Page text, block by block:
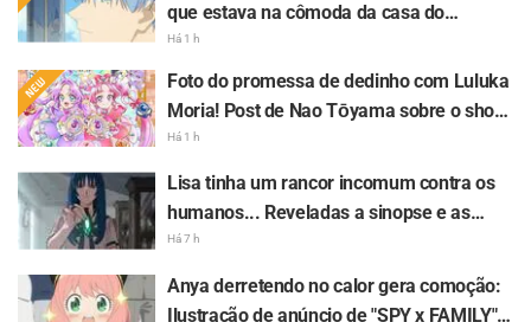
que estava na cômoda da casa do
Himmel?" Publicação do "chifre do dragão
negro" do 1º episódio de "Frieren e a
Jornada Para o Além" surpreende os fãs
Há 1 h
Foto do promessa de dedinho com Luluka
Moria! Post de Nao Tōyama sobre o show
de "Star Detective Precure!" gera
repercussão: "É a dupla Arcana"
Há 1 h
Lisa tinha um rancor incomum contra os
humanos... Reveladas a sinopse e as
imagens prévias do episódio 6 do anime
Há 7 h
Anya derretendo no calor gera comoção:
Ilustração de anúncio de "SPY x FAMILY"